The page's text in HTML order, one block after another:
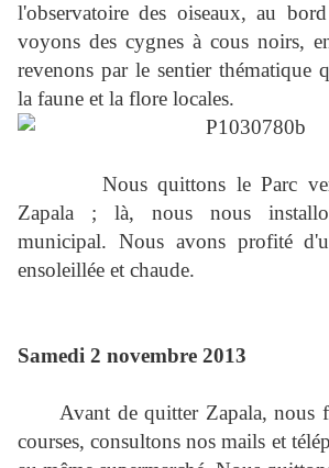
l'observatoire des oiseaux, au
voyons des cygnes à cous noirs,
revenons par le sentier thématique
la faune et la flore locales.
Nous quittons le Parc vers
Zapala ; là, nous nous
municipal. Nous avons profité
ensoleillée et chaude.
Samedi 2 novembre 2013
Avant de quitter Zapala, nous
courses, consultons nos mails et